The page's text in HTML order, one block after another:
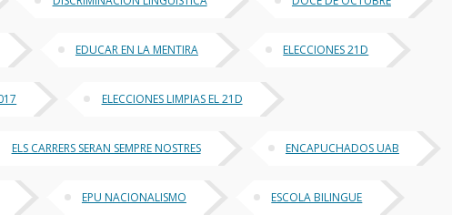
EDUCAR EN LA MENTIRA ELECCIONES 21D
ELECCIONES LIMPIAS EL 21D
ELS CARRERS SERAN SEMPRE NOSTRES ENCAPUCHADOS UAB
EPU NACIONALISMO ESCOLA BILINGUE